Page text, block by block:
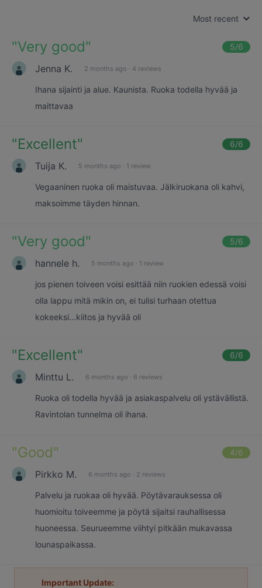
Most recent
"Very good" 5/6
Jenna K. 2 months ago · 4 reviews
Ihana sijainti ja alue. Kaunista. Ruoka todella hyvää ja
maittavaa
"Excellent" 6/6
Tuija K. 5 months ago · 1 review
Vegaaninen ruoka oli maistuvaa. Jälkiruokana oli kahvi,
maksoimme täyden hinnan.
"Very good" 5/6
hannele h. 5 months ago · 1 review
jos pienen toiveen voisi esittää niin ruokien edessä voisi
olla lappu mitä mikin on, ei tulisi turhaan otettua
kokeeksi...kiitos ja hyvää oli
"Excellent" 6/6
Minttu L. 6 months ago · 6 reviews
Ruoka oli todella hyvää ja asiakaspalvelu oli ystävällistä.
Ravintolan tunnelma oli ihana.
"Good" 4/6
Pirkko M. 6 months ago · 2 reviews
Palvelu ja ruokaa oli hyvää. Pöytävarauksessa oli
huomioitu toiveemme ja pöytä sijaitsi rauhallisessa
huoneessa. Seurueemme viihtyi pitkään mukavassa
lounaspaikassa.
Important Update: